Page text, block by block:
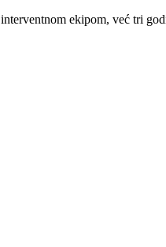
ekipom, već tri